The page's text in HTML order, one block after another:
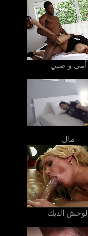
أمي و صبي
مال
الوحش الديك